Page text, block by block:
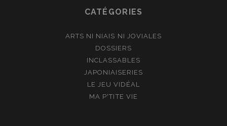
CATÉGORIES
ARTS NI NIAIS NI JOVIALES
DOSSIERS
INCLASSABLES
JAPONIAISERIES
LE JEU VIDÉAL
MA P'TITE VIE